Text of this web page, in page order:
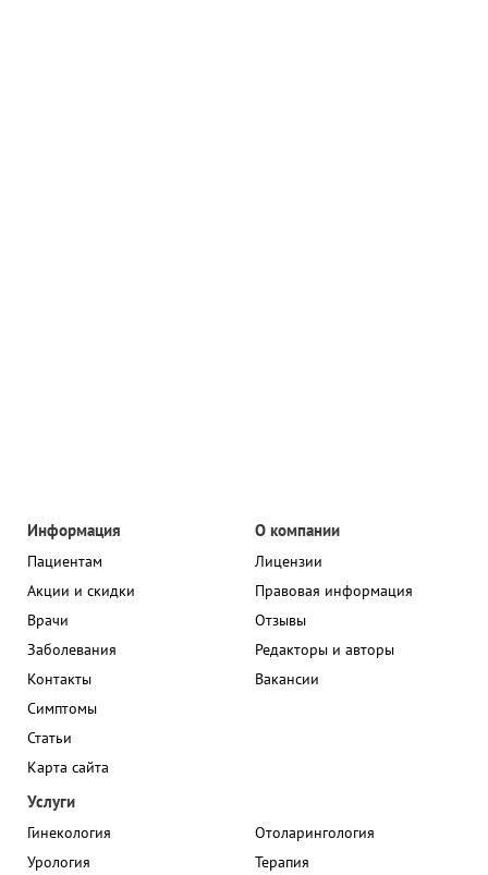
Информация
Пациентам
Акции и скидки
Врачи
Заболевания
Контакты
Симптомы
Статьи
Карта сайта
О компании
Лицензии
Правовая информация
Отзывы
Редакторы и авторы
Вакансии
Услуги
Гинекология
Урология
Отоларингология
Терапия